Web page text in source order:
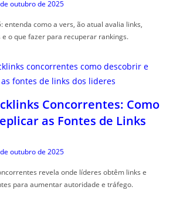
outubro de 2025
entenda como a vers, ão atual avalia links,
o que fazer para recuperar rankings.
Concorrentes: Como
as Fontes de Links
outubro de 2025
revela onde líderes obtêm links e
para aumentar autoridade e tráfego.